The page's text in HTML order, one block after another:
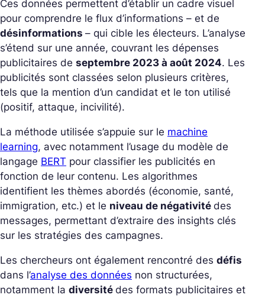
Ces données permettent d’établir un cadre visuel
pour comprendre le flux d’informations – et de
désinformations – qui cible les électeurs. L’analyse
s’étend sur une année, couvrant les dépenses
publicitaires de septembre 2023 à août 2024. Les
publicités sont classées selon plusieurs critères,
tels que la mention d’un candidat et le ton utilisé
(positif, attaque, incivilité).
La méthode utilisée s’appuie sur le machine
learning, avec notamment l’usage du modèle de
langage BERT pour classifier les publicités en
fonction de leur contenu. Les algorithmes
identifient les thèmes abordés (économie, santé,
immigration, etc.) et le niveau de négativité des
messages, permettant d’extraire des insights clés
sur les stratégies des campagnes.
Les chercheurs ont également rencontré des défis
dans l’analyse des données non structurées,
notamment la diversité des formats publicitaires et